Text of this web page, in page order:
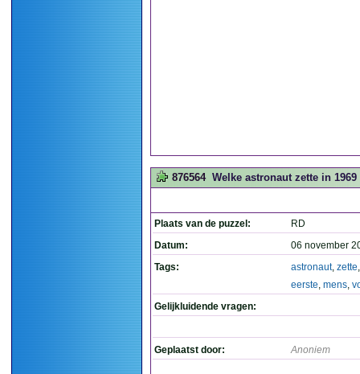
876564 Welke astronaut zette in
Plaats van de puzzel:
RD
Datum:
06 november
Tags:
astronaut, zette
eerste, mens,
Gelijkluidende vragen:
Geplaatst door: Anoniem